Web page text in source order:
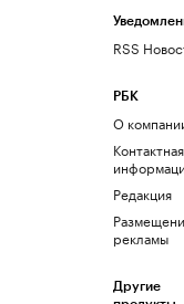
RSS
РБК
О
Контактная
Редакция
рекламы
Другие